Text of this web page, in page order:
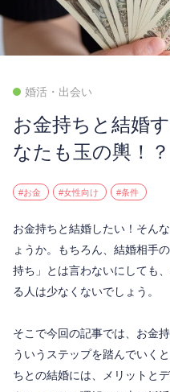
婚活・出会い
お金持ちと結婚
なたも玉の輿！？
#お金 #女性向け #条件
お金持ちと結婚したい！そん
ょうか。もちろん、結婚相手
持ち」とは言わないにしても
る人は少なくないでしょう。
そこで今回の記事では、お金
ういうステップを踏んでいく
ちとの結婚には、メリットと